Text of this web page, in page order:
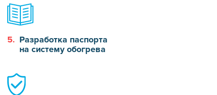
5. Разработка паспорта
на систему обогрева